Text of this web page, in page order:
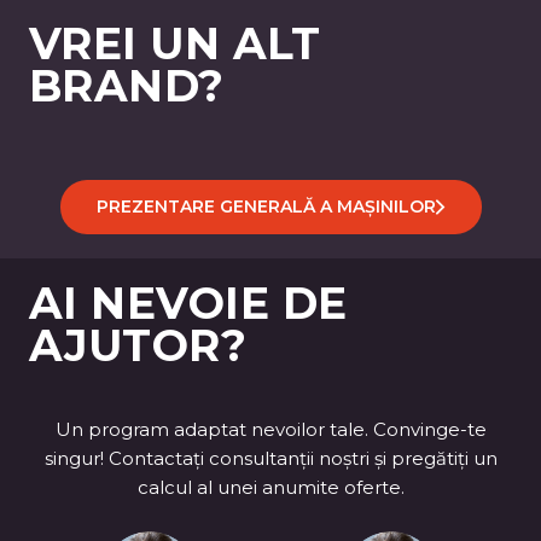
VREI UN ALT
BRAND?
PREZENTARE GENERALĂ A MAȘINILOR
AI NEVOIE DE
AJUTOR?
Un program adaptat nevoilor tale. Convinge-te
singur! Contactați consultanții noștri și pregătiți un
calcul al unei anumite oferte.